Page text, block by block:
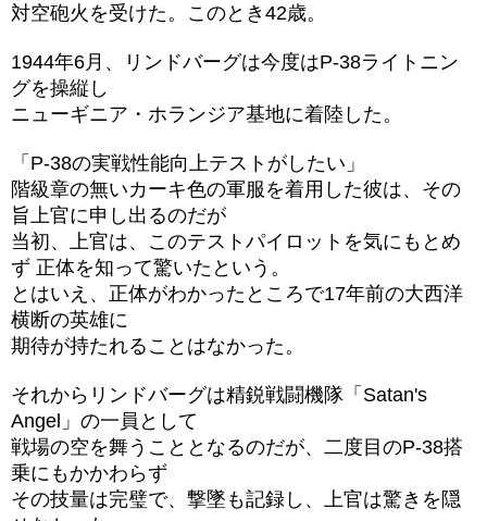
対空砲火を受けた。このとき42歳。
1944年6月、リンドバーグは今度はP-38ライトニン
グを操縦し
ニューギニア・ホランジア基地に着陸した。
「P-38の実戦性能向上テストがしたい」
階級章の無いカーキ色の軍服を着用した彼は、その
旨上官に申し出るのだが
当初、上官は、このテストパイロットを気にもとめ
ず 正体を知って驚いたという。
とはいえ、正体がわかったところで17年前の大西洋
横断の英雄に
期待が持たれることはなかった。
それからリンドバーグは精鋭戦闘機隊「Satan's
Angel」の一員として
戦場の空を舞うこととなるのだが、二度目のP-38搭
乗にもかかわらず
その技量は完璧で、撃墜も記録し、上官は驚きを隠